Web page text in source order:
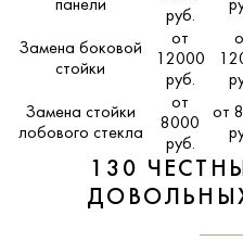
панели
руб.
Замена боковой
стойки
от
12000
руб.
Замена стойки
лобового стекла
от
8000
руб.
от
130